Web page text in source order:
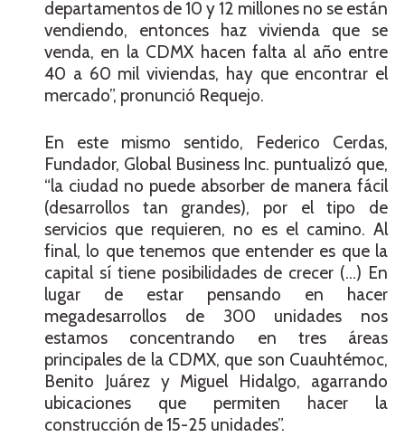
departamentos de 10 y 12 millones no se están
vendiendo, entonces haz vivienda que se
venda, en la CDMX hacen falta al año entre
40 a 60 mil viviendas, hay que encontrar el
mercado”, pronunció Requejo.
En este mismo sentido, Federico Cerdas,
Fundador, Global Business Inc. puntualizó que,
“la ciudad no puede absorber de manera fácil
(desarrollos tan grandes), por el tipo de
servicios que requieren, no es el camino. Al
final, lo que tenemos que entender es que la
capital sí tiene posibilidades de crecer (…) En
lugar de estar pensando en hacer
megadesarrollos de 300 unidades nos
estamos concentrando en tres áreas
principales de la CDMX, que son Cuauhtémoc,
Benito Juárez y Miguel Hidalgo, agarrando
ubicaciones que permiten hacer la
construcción de 15-25 unidades”.